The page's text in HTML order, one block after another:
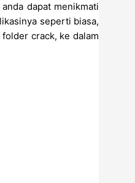
dapat menikmati
seperti biasa,
crack, ke dalam